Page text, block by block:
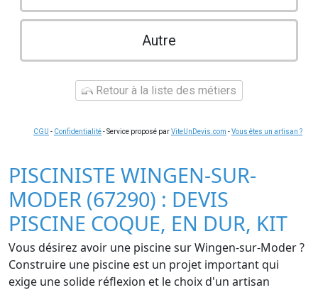
Autre
Retour à la liste des métiers
CGU - Confidentialité- Service proposé parViteUnDevis.com -Vous êtes un artisan ?
PISCINISTE WINGEN-SUR-
MODER (67290) : DEVIS
PISCINE COQUE, EN DUR, KIT
Vous désirez avoir une piscine sur Wingen-sur-Moder ?
Construire une piscine est un projet important qui
exige une solide réflexion et le choix d'un artisan